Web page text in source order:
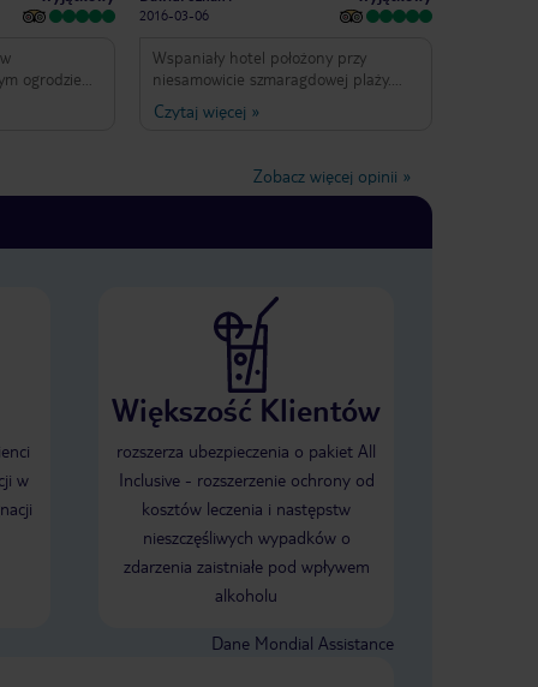
ogrodzie
czyste
do
w obu
)
czego
ale w
polecam
i
2016-03-06
Wspaniały hotel położony przy
niesamowicie szmaragdowej plaży.
Polecam pokoje deluxe, usytułowane
5 kroków od plaży :-) wychodząc z
do leżaka. Śniadania poprawne ale
bez jakieś większej fantazji. kolacje
ptaków. Bezpośrednio z pod hotelu
Czytaj więcej »
Zobacz więcej opinii »
w
Większość Klientów
rozszerza ubezpieczenia o pakiet All
Inclusive - rozszerzenie ochrony od
kosztów leczenia i następstw
nieszczęśliwych wypadków o
zdarzenia zaistniałe pod wpływem
alkoholu
Dane Mondial Assistance